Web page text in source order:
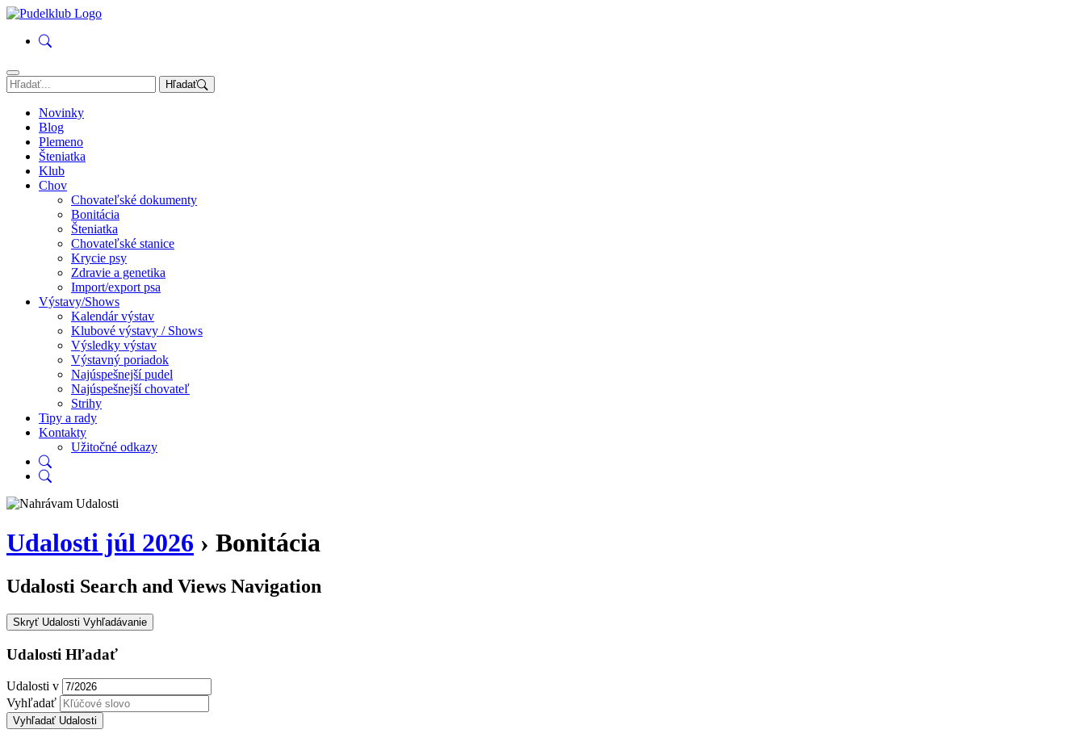
Hľadať
Novinky
Blog
Plemeno
Šteniatka
Klub
Chov
Chovateľské dokumenty
Bonitácia
Šteniatka
Chovateľské stanice
Krycie psy
Zdravie a genetika
Import/export psa
Výstavy/Shows
Kalendár výstav
Klubové výstavy / Shows
Výsledky výstav
Výstavný poriadok
Najúspešnejší pudel
Najúspešnejší chovateľ
Strihy
Tipy a rady
Kontakty
Užitočné odkazy
Udalosti júl 2026 › Bonitácia
Udalosti Search and Views Navigation
Skryť Udalosti Vyhľadávanie
Udalosti Hľadať
Udalosti v
Vyhľadať